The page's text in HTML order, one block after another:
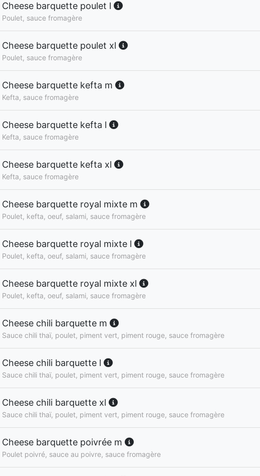
Cheese barquette poulet l
Poulet, sauce fromagère
Cheese barquette poulet xl
Poulet, sauce fromagère
Cheese barquette kefta m
Kefta, sauce fromagère
Cheese barquette kefta l
Kefta, sauce fromagère
Cheese barquette kefta xl
Kefta, sauce fromagère
Cheese barquette royal mixte m
Poulet, kefta, oeuf, salami, sauce fromagère
Cheese barquette royal mixte l
Poulet, kefta, oeuf, salami, sauce fromagère
Cheese barquette royal mixte xl
Poulet, kefta, oeuf, salami, sauce fromagère
Cheese chili barquette m
Sauce chili thaï, poulet, piment vert, piment rouge, sauce fromagère
Cheese chili barquette l
Sauce chili thaï, poulet, piment vert, piment rouge, sauce fromagère
Cheese chili barquette xl
Sauce chili thaï, poulet, piment vert, piment rouge, sauce fromagère
Cheese barquette poivrée m
Poulet poivré, sauce au poivre, sauce fromagère